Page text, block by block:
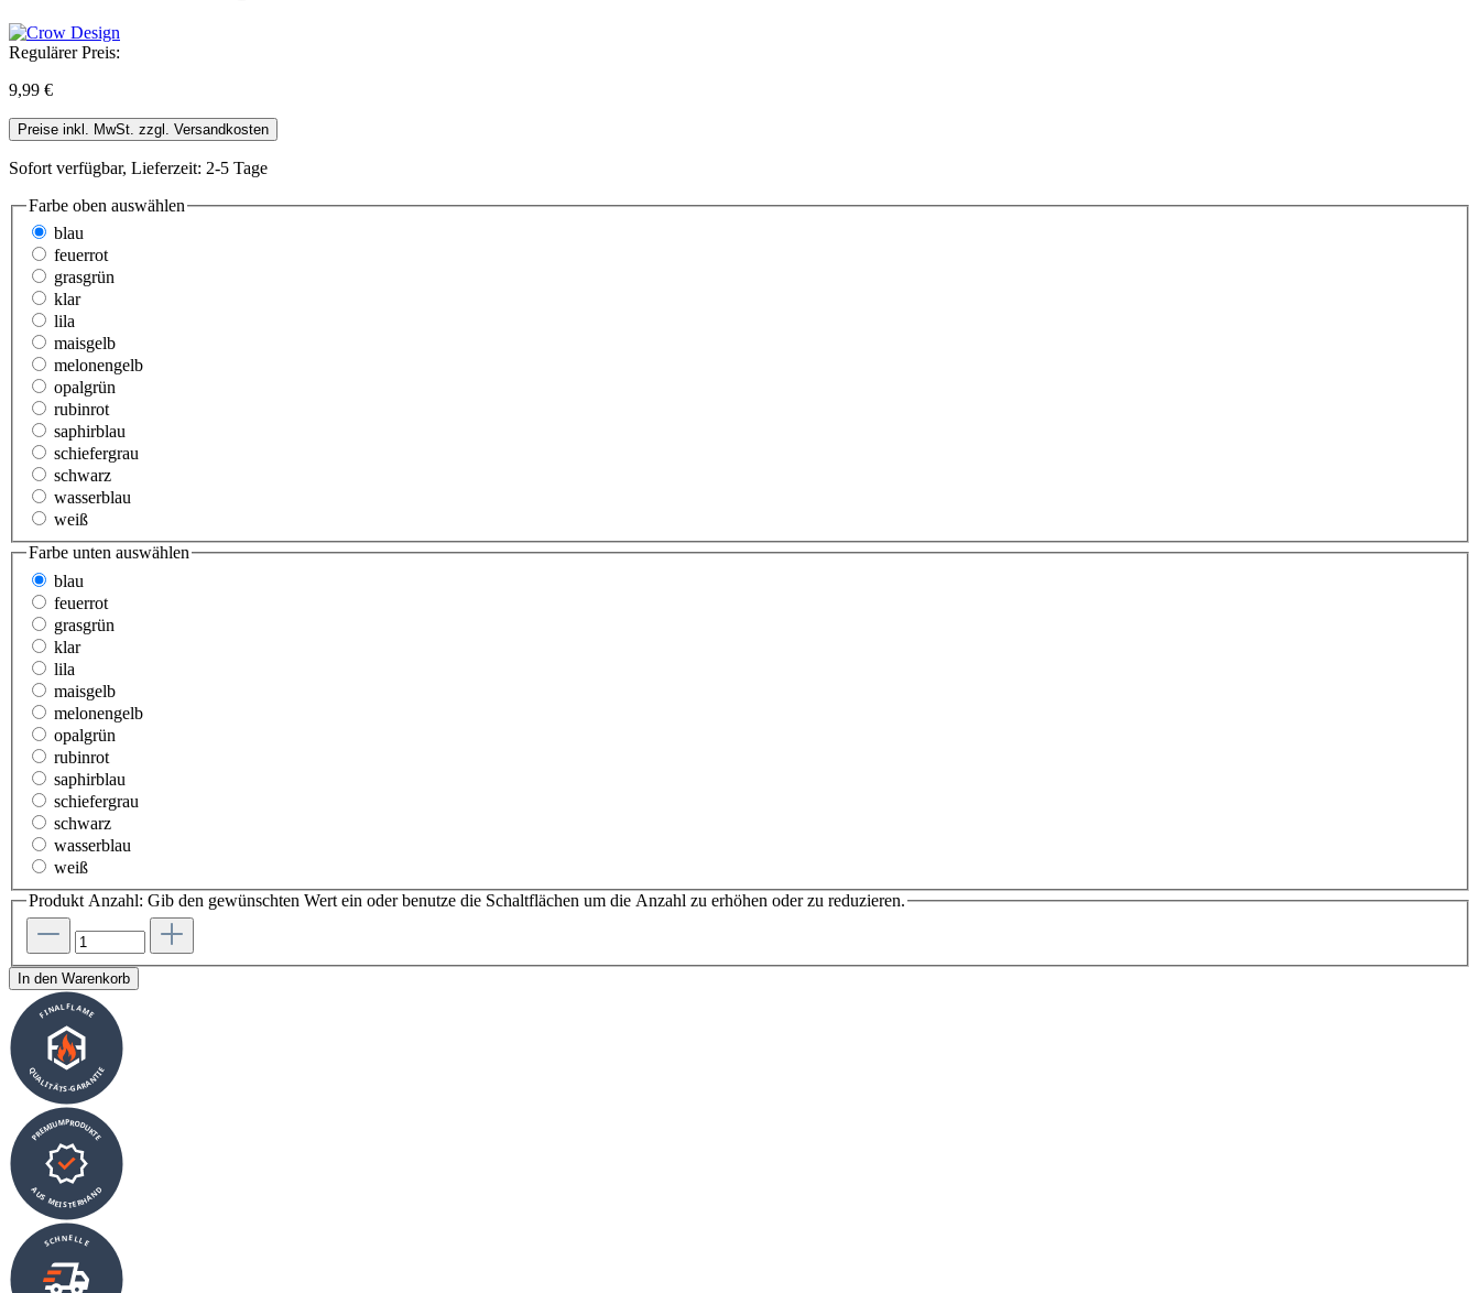
Regulärer Preis:
9,99 €
Preise inkl. MwSt. zzgl. Versandkosten
Sofort verfügbar, Lieferzeit: 2-5 Tage
Farbe oben auswählen
blau
feuerrot
grasgrün
klar
lila
maisgelb
melonengelb
opalgrün
rubinrot
saphirblau
schiefergrau
schwarz
wasserblau
weiß
Farbe unten auswählen
blau
feuerrot
grasgrün
klar
lila
maisgelb
melonengelb
opalgrün
rubinrot
saphirblau
schiefergrau
schwarz
wasserblau
weiß
Produkt Anzahl: Gib den gewünschten Wert ein oder benutze die Schaltflächen um die Anzahl zu erhöhen oder zu reduzieren.
In den Warenkorb
FINALFLAME
QUALITÄTS-GARANTIE
PREMIUMPRODUKTE
AUS MEISTERHAND
SCHNELLE